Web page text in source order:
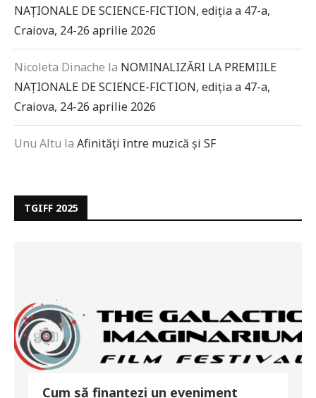
NAȚIONALE DE SCIENCE-FICTION, ediția a 47-a,
Craiova, 24-26 aprilie 2026
Nicoleta Dinache la NOMINALIZĂRI LA PREMIILE
NAȚIONALE DE SCIENCE-FICTION, ediția a 47-a,
Craiova, 24-26 aprilie 2026
Unu Altu la Afinități între muzică și SF
TGIFF 2025
Cum să finanțezi un eveniment